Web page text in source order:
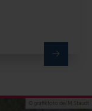
© grafikfoto.de/M.Staudt